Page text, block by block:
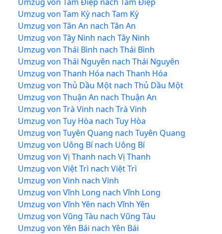
Umzug von Tam Kỳ nach Tam Kỳ
Umzug von Tân An nach Tân An
Umzug von Tây Ninh nach Tây Ninh
Umzug von Thái Bình nach Thái Bình
Umzug von Thái Nguyên nach Thái Nguyên
Umzug von Thanh Hóa nach Thanh Hóa
Umzug von Thủ Dầu Một nach Thủ Dầu Một
Umzug von Thuận An nach Thuận An
Umzug von Trà Vinh nach Trà Vinh
Umzug von Tuy Hòa nach Tuy Hòa
Umzug von Tuyên Quang nach Tuyên Quang
Umzug von Uông Bí nach Uông Bí
Umzug von Vị Thanh nach Vị Thanh
Umzug von Việt Trì nach Việt Trì
Umzug von Vinh nach Vinh
Umzug von Vĩnh Long nach Vĩnh Long
Umzug von Vĩnh Yên nach Vĩnh Yên
Umzug von Vũng Tàu nach Vũng Tàu
Umzug von Yên Bái nach Yên Bái